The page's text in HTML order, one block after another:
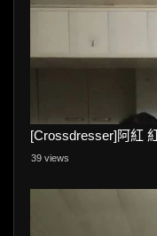
[Crossdresser]阿紅
39 views